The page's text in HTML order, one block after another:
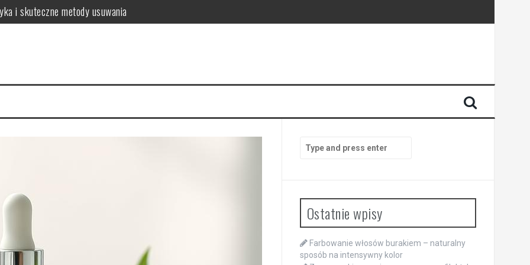
i skuteczne metody usuwania
włosów?
najczęstsze problemy
dla zdrowia
for:
Ostatnie wpisy
Farbowanie włosów burakiem – naturalny
sposób na intensywny kolor